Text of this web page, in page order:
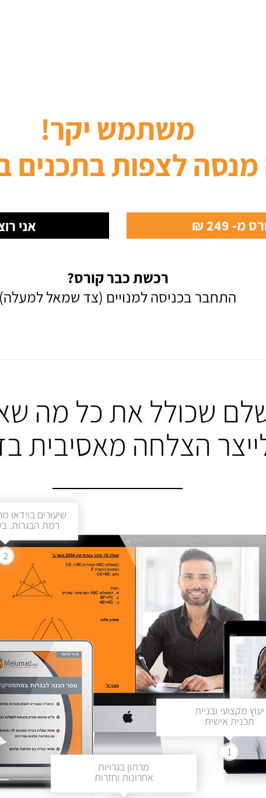
משתמש יקר!
לצפות בתכנים
249 ₪ אני
רכשת כבר קורס?
התחבר בכניסה למנויים (צד שמאל למעלה)
שכולל את כל מה
הצלחה מאסיבית
יעוץ מקצועי ובניית
תכנית אישית
1
שיעורים
רמת הבגרות.
2
מרתון בגרויות
אחרונות וחזרות